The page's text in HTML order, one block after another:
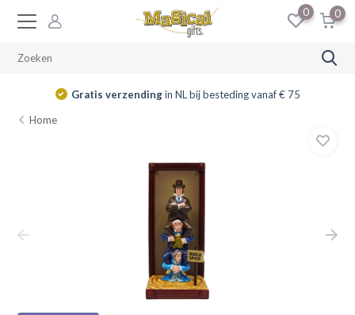
0 0
Gratis verzendingin NL bij besteding vanaf € 75
Home